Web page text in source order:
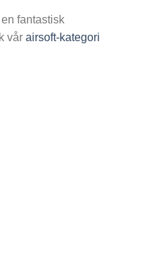
fantastisk
vår airsoft-kategori